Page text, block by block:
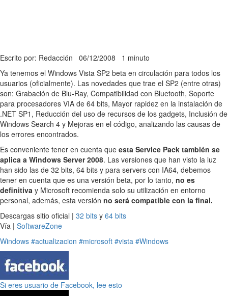
Escrito por: Redacción 06/12/2008 1 minuto
Ya tenemos el Windows Vista SP2 beta en circulación para todos los
usuarios (oficialmente). Las novedades que trae el SP2 (entre otras)
son: Grabación de Blu-Ray, Compatibilidad con Bluetooth, Soporte
para procesadores VIA de 64 bits, Mayor rapidez en la instalación de
.NET SP1, Reducción del uso de recursos de los gadgets, Inclusión de
Windows Search 4 y Mejoras en el código, analizando las causas de
los errores encontrados.
Es conveniente tener en cuenta que esta Service Pack también se
aplica a Windows Server 2008. Las versiones que han visto la luz
han sido las de 32 bits, 64 bits y para servers con IA64, debemos
tener en cuenta que es una versión beta, por lo tanto, no es
definitiva y Microsoft recomienda solo su utilización en entorno
personal, además, esta versión no será compatible con la final.
Descargas sitio oficial | 32 bits y 64 bits
Vía | SoftwareZone
Windows #actualizacion #microsoft #vista #Windows
Si eres usuario de Facebook, lee esto